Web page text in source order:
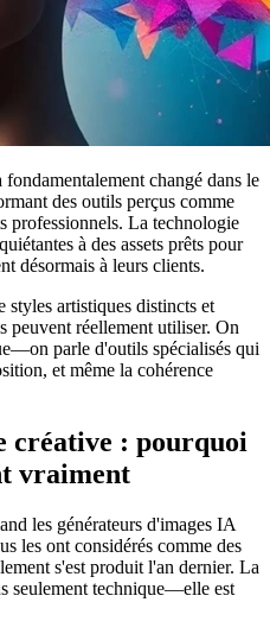
changé dans le
des outils perçus comme
professionnels. La technologie
à des assets prêts pour
désormais à leurs clients.
styles artistiques distincts et
peuvent réellement utiliser. On
parle d'outils spécialisés qui
et même la cohérence
créative : pourquoi
vraiment
les générateurs d'images IA
les ont considérés comme des
s'est produit l'an dernier. La
seulement technique—elle est